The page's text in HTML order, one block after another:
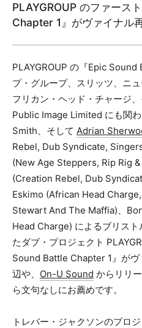
レコード
CD
その他
メールアドレス（必須）
PLAYGROUP のファース
Chapter 1』がヴァイナル再
PLAYGROUP の『Epic
プ・グループ、スリッツ、ニ
フリカン・ヘッド・チャージ
Public Image Limited にも関
Smith、そして Adrian
Rebel, Dub Syndicate,
(New Age Steppers, Rip Rig
(Creation Rebel, Dub
Eskimo (African Head
Stewart And The Maffia)、
Head Charge) によるブリス
たダブ・プロジェクト
Sound Battle Chapter 1』が
辺や、 On-U Sound からリリ
ら文句なしにお薦めです。
トレバー・ジャクソンのプロ